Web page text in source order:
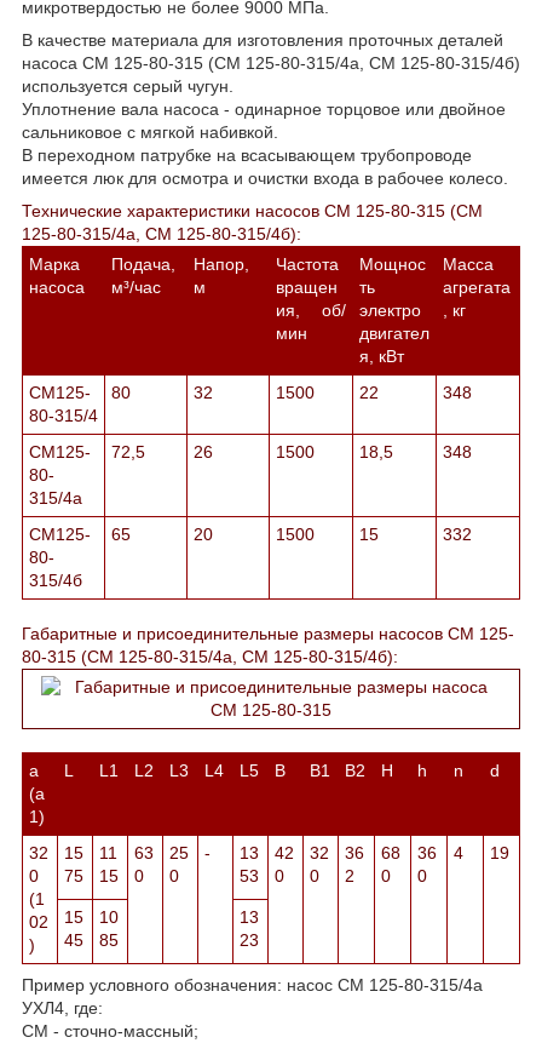
микротвердостью не более 9000 МПа.
В качестве материала для изготовления проточных деталей
насоса СМ 125-80-315 (СМ 125-80-315/4а, СМ 125-80-315/4б)
используется серый чугун.
Уплотнение вала насоса - одинарное торцовое или двойное
сальниковое с мягкой набивкой.
В переходном патрубке на всасывающем трубопроводе
имеется люк для осмотра и очистки входа в рабочее колесо.
Технические характеристики насосов СМ 125-80-315 (СМ
125-80-315/4а, СМ 125-80-315/4б):
Марка
насоса
Подача,
м³/час
Напор,
м
Частота
вращен
ия, об/
мин
Мощнос
ть
электро
двигател
я, кВт
Масса
агрегата
, кг
СМ125-
80-315/4
80 32 1500 22 348
СМ125-
80-
315/4а
72,5 26 1500 18,5 348
СМ125-
80-
315/4б
65 20 1500 15 332
Габаритные и присоединительные размеры насосов СМ 125-
80-315 (СМ 125-80-315/4а, СМ 125-80-315/4б):
а
(а
1)
L L1 L2 L3 L4 L5 В B1 В2 Н h n d
32
0
(1
02
)
15
75
11
15
63
0
25
0
-
13
53
42
0
32
0
36
2
68
0
36
0
4 19
15
45
10
85
13
23
Пример условного обозначения: насос СМ 125-80-315/4а
УХЛ4, где:
СМ - сточно-массный;